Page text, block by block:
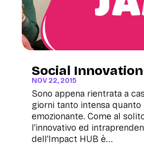
Social Innovation
NOV 22, 2015
Sono appena rientrata a
giorni tanto intensa quanto
emozionante. Come al
l'innovativo ed
dell'Impact HUB è...